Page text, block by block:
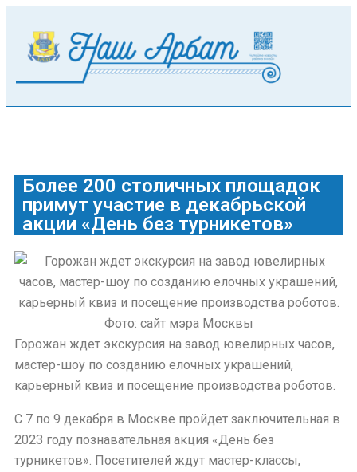
Более 200 столичных площадок
примут участие в декабрьской
акции «День без турникетов»
Горожан ждет экскурсия на завод ювелирных часов,
мастер-шоу по созданию елочных украшений,
карьерный квиз и посещение производства роботов.
С 7 по 9 декабря в Москве пройдет заключительная в
2023 году познавательная акция «День без
турникетов». Посетителей ждут мастер-классы,